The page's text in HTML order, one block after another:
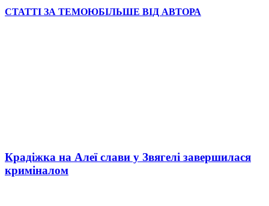
СТАТТІ ЗА ТЕМОЮБІЛЬШЕ ВІД АВТОРА
Крадіжка на Алеї слави у Звягелі завершилася
криміналом